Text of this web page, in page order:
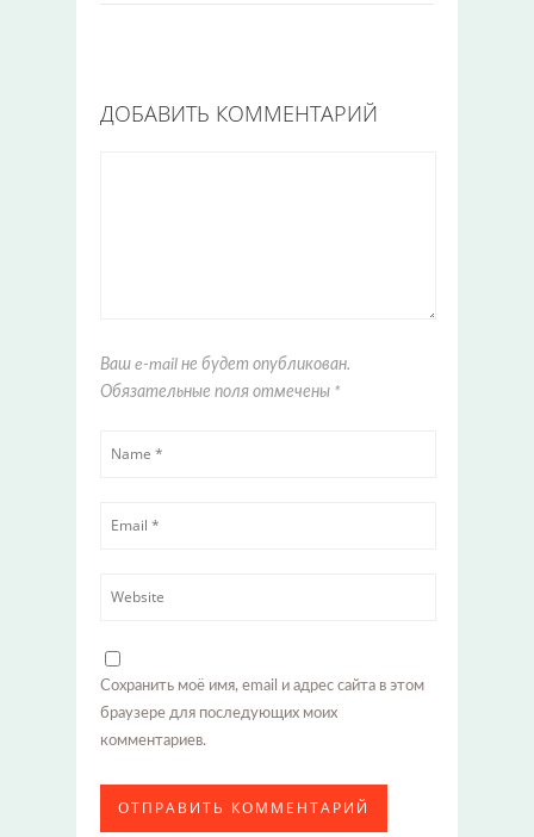
ДОБАВИТЬ КОММЕНТАРИЙ
Ваш e-mail не будет опубликован.
Обязательные поля отмечены *
Сохранить моё имя, email и адрес сайта в этом
браузере для последующих моих
комментариев.